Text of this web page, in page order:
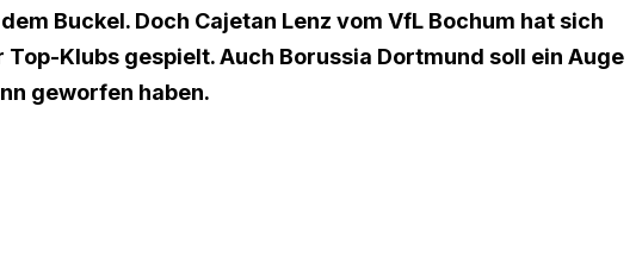
Buckel. Doch Cajetan Lenz vom VfL Bochum hat sich
Klubs gespielt. Auch Borussia Dortmund soll ein Auge
geworfen haben.